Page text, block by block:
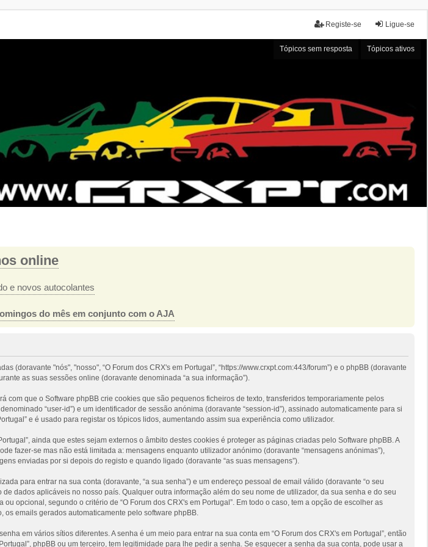
Ligue-se
Registe-se
Tópicos sem resposta Tópicos ativos
online
e novos autocolantes
do mês em conjunto com o AJA
(doravante "nós", "nosso", “O Forum dos CRX's em Portugal”, “https://www.crxpt.com:443/forum”) e o phpBB (doravante
as suas sessões online (doravante denominada “a sua informação”).
com que o Software phpBB crie cookies que são pequenos ficheiros de texto, transferidos temporariamente pelos
“user-id”) e um identificador de sessão anónima (doravante “session-id”), assinado automaticamente para si
e é usado para registar os tópicos lidos, aumentando assim sua experiência como utilizador.
ainda que estes sejam externos o âmbito destes cookies é proteger as páginas criadas pelo Software phpBB. A
fazer-se mas não está limitada a: mensagens enquanto utilizador anónimo (doravante “mensagens anónimas”),
enviadas por si depois do registo e quando ligado (doravante “as suas mensagens”).
para entrar na sua conta (doravante, “a sua senha”) e um endereço pessoal de email válido (doravante “o seu
dados aplicáveis no nosso país. Qualquer outra informação além do seu nome de utilizador, da sua senha e do seu
opcional, segundo o critério de “O Forum dos CRX's em Portugal”. Em todo o caso, tem a opção de escolher as
os emails gerados automaticamente pelo software phpBB.
em vários sítios diferentes. A senha é um meio para entrar na sua conta em “O Forum dos CRX's em Portugal”, então
phpBB ou um terceiro, tem legitimidade para lhe pedir a senha. Se esquecer a senha da sua conta, pode usar a